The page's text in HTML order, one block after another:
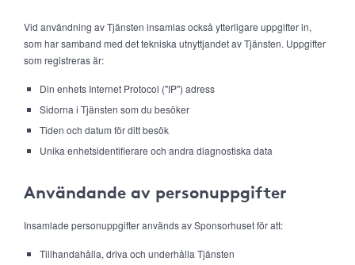
Vid användning av Tjänsten insamlas också ytterligare uppgifter in,
som har samband med det tekniska utnyttjandet av Tjänsten. Uppgifter
som registreras är:
Din enhets Internet Protocol ("IP") adress
Sidorna i Tjänsten som du besöker
Tiden och datum för ditt besök
Unika enhetsidentifierare och andra diagnostiska data
Användande av personuppgifter
Insamlade personuppgifter används av Sponsorhuset för att:
Tillhandahålla, driva och underhålla Tjänsten